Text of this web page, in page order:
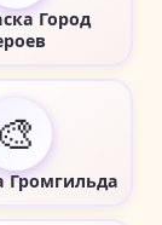
Город
🎨
Громгильда